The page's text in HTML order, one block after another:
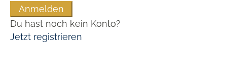
Anmelden
Du hast noch kein Konto?
Jetzt registrieren